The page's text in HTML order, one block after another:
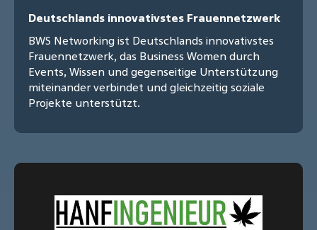
Deutschlands innovativstes Frauennetzwerk
BWS Networking ist Deutschlands innovativstes
Frauennetzwerk, das Business Women durch
Events, Wissen und gegenseitige Unterstützung
miteinander verbindet und gleichzeitig soziale
Projekte unterstützt.